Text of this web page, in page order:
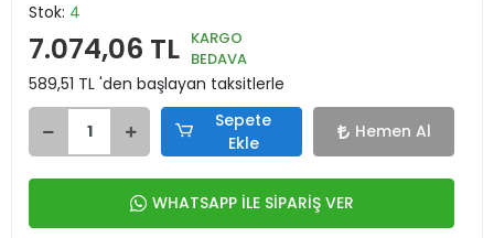
Stok: 4
7.074,06 TL KARGO
BEDAVA
589,51 TL 'den başlayan taksitlerle
Sepete
Ekle
Hemen Al
WHATSAPP İLE SİPARİŞ VER